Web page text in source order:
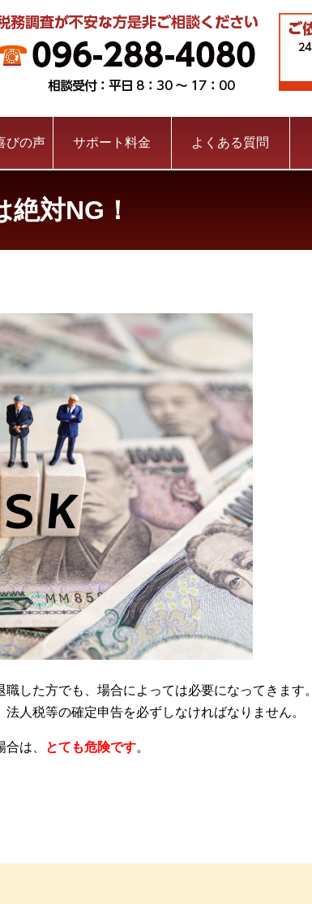
びの声 サポート料金 よくある質問
対NG！
した方でも、場合によっては必要になってきます。
人税等の確定申告を必ずしなければなりません。
は、 とても危険です。